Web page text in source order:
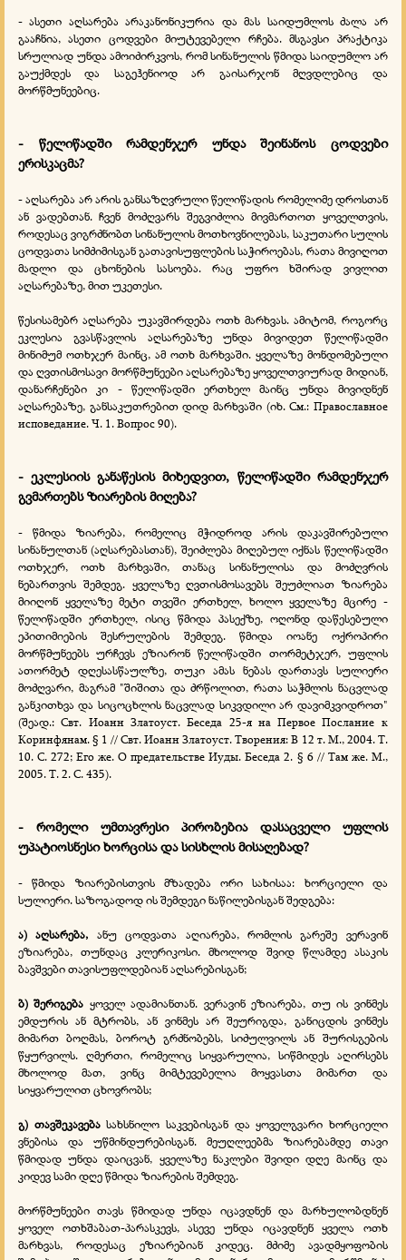
- ასეთი აღსარება არაკანონიკურია და მას საიდუმლოს ძალა არ
გააჩნია, ასეთი ცოდვები მიუტევებელი რჩება. მსგავსი პრაქტიკა
სრულიად უნდა ამოიძირკვოს, რომ სინანულის წმიდა საიდუმლო არ
გაუქმდეს და საგეჰენიოდ არ გაისარჯონ მღვდლებიც და
მორწმუნეებიც.
- წელიწადში რამდენჯერ უნდა შეინანოს ცოდვები
ერისკაცმა?
- აღსარება არ არის განსაზღვრული წელიწადის რომელიმე დროსთან
ან ვადებთან. ჩვენ მოძღვარს შეგვიძლია მივმართოთ ყოველთვის,
როდესაც ვიგრძნობთ სინანულის მოთხოვნილებას, საკუთარი სულის
ცოდვათა სიმძიმისგან გათავისუფლების საჭიროებას, რათა მივიღოთ
მადლი და ცხონების სასოება. რაც უფრო ხშირად ვივლით
აღსარებაზე, მით უკეთესი.
წესისამებრ აღსარება უკავშირდება ოთხ მარხვას. ამიტომ, როგორც
ეკლესია გვასწავლის აღსარებაზე უნდა მივიდეთ წელიწადში
მინიმუმ ოთხჯერ მაინც, ამ ოთხ მარხვაში. ყველაზე მონდომებული
და ღვთისმოსავი მორწმუნეები აღსარებაზე ყოველთვიურად მიდიან,
დანარჩენები კი - წელიწადში ერთხელ მაინც უნდა მივიდნენ
აღსარებაზე, განსაკუთრებით დიდ მარხვაში (იხ. См.: Православное
исповедание. Ч. 1. Вопрос 90).
- ეკლესიის განაწესის მიხედვით, წელიწადში რამდენჯერ
გვმართებს ზიარების მიღება?
- წმიდა ზიარება, რომელიც მჭიდროდ არის დაკავშირებული
სინანულთან (აღსარებასთან), შეიძლება მიღებულ იქნას წელიწადში
ოთხჯერ, ოთხ მარხვაში, თანაც სინანულისა და მოძღვრის
ნებართვის შემდეგ. ყველაზე ღვთისმოსავებს შეუძლიათ ზიარება
მიიღონ ყველაზე მეტი თვეში ერთხელ, ხოლო ყველაზე მცირე -
წელიწადში ერთხელ, ისიც წმიდა პასექზე, ოღონდ დაწესებული
ეპითიმიების შესრულების შემდეგ. წმიდა იოანე ოქროპირი
მორწმუნეებს ურჩევს ეზიარონ წელიწადში თორმეტჯერ, უფლის
ათორმეტ დღესასწაულზე, თუკი ამას ნებას დართავს სულიერი
მოძღვარი, მაგრამ "შიშითა და ძრწოლით, რათა საჭმლის ნაცვლად
განკითხვა და სიცოცხლის ნაცვლად სიკვდილი არ დავიმკვიდროთ"
(შეად.: Свт. Иоанн Златоуст. Беседа 25-я на Первое Послание к
Коринфянам. § 1 // Свт. Иоанн Златоуст. Творения: В 12 т. М., 2004. Т.
10. С. 272; Его же. О предательстве Иуды. Беседа 2. § 6 // Там же. М.,
2005. Т. 2. С. 435).
- რომელი უმთავრესი პირობებია დასაცველი უფლის
უპატიოსნესი ხორცისა და სისხლის მისაღებად?
- წმიდა ზიარებისთვის მზადება ორი სახისაა: ხორციელი და
სულიერი. საზოგადოდ ის შემდეგი ნაწილებისგან შედგება:
ა) აღსარება, ანუ ცოდვათა აღიარება, რომლის გარეშე ვერავინ
ეზიარება, თუნდაც კლერიკოსი. მხოლოდ შვიდ წლამდე ასაკის
ბავშვები თავისუფლდებიან აღსარებისგან;
ბ) შერიგება ყოველ ადამიანთან. ვერავინ ეზიარება, თუ ის ვინმეს
ემდურის ან მტრობს, ან ვინმეს არ შეურიგდა, განიცდის ვინმეს
მიმართ ბოღმას, ბოროტ გრძნობებს, სიძულვილს ან შურისგების
წყურვილს. ღმერთი, რომელიც სიყვარულია, სიწმიდეს აღირსებს
მხოლოდ მათ, ვინც მიმტევებელია მოყვასთა მიმართ და
სიყვარულით ცხოვრობს;
გ) თავშეკავებასახსნილო საკვებისგან და ყოველგვარი ხორციელი
ვნებისა და უწმინდურებისგან. მეუღლეებმა ზიარებამდე თავი
წმიდად უნდა დაიცვან, ყველაზე ნაკლები შვიდი დღე მაინც და
კიდევ სამი დღე წმიდა ზიარების შემდეგ.
მორწმუნეები თავს წმიდად უნდა იცავდნენ და მარხულობდნენ
ყოველ ოთხშაბათ-პარასკევს, ასევე უნდა იცავდნენ ყველა ოთხ
მარხვას, როდესაც ეზიარებიან კიდეც. მძიმე ავადმყოფობის